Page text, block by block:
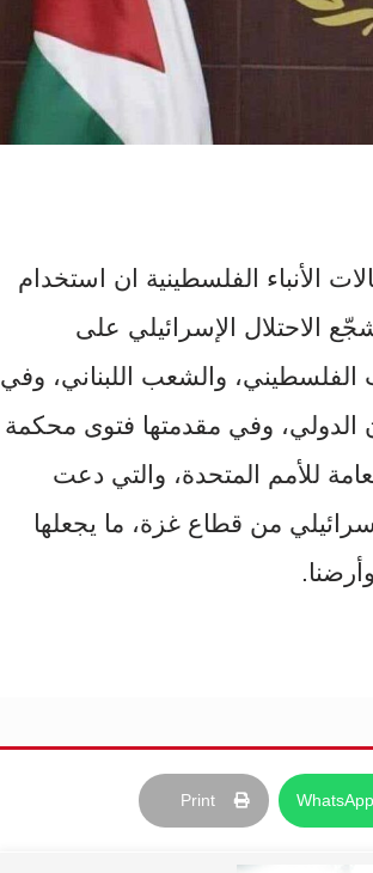
الأنباء الفلسطينية ان استخدام
الاحتلال الإسرائيلي على
الفلسطيني، والشعب اللبناني، وفي
الدولي، وفي مقدمتها فتوى محكمة
للأمم المتحدة، والتي دعت
من قطاع غزة، ما يجعلها
WhatsApp
Print